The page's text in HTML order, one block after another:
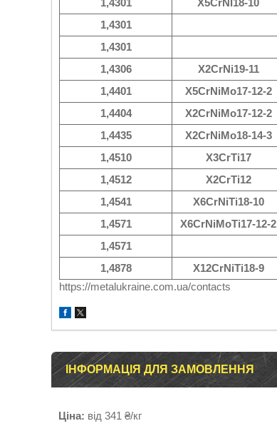
1,4301
X5CrNI18-10
1,4301
1,4301
1,4306
X2CrNi19-11
1,4401
X5CrNiMo17-12-2
1,4404
X2CrNiMo17-12-2
1,4435
X2CrNiMo18-14-3
1,4510
X3CrTi17
1,4512
X2CrTi12
1,4541
X6CrNiTi18-10
1,4571
X6CrNiMoTi17-12-2
1,4571
1,4878
X12CrNiTi18-9
https://metalukraine.com.ua/contacts
ІНФОРМАЦІЯ ДЛЯ ЗАМОВЛЕННЯ
Ціна: від 341 ₴/кг